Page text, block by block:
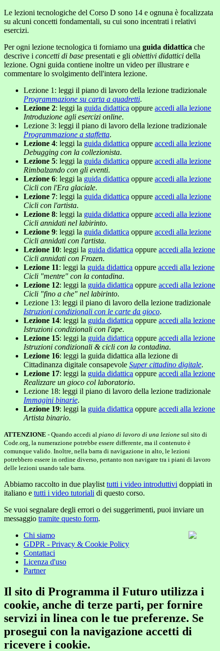
Le lezioni tecnologiche del Corso D sono 14 e ognuna è focalizzata
su alcuni concetti fondamentali, su cui sono incentrati i relativi
esercizi.
Per ogni lezione tecnologica ti forniamo una guida didattica che
descrive i concetti di base presentati e gli obiettivi didattici della
lezione. Ogni guida contiene inoltre un video per illustrare e
commentare lo svolgimento dell'intera lezione.
Lezione 1: leggi il piano di lavoro della lezione tradizionale
Programmazione su carta a quadretti.
Lezione 2: leggi la guida didattica oppure accedi alla lezione
Introduzione agli esercizi online.
Lezione 3: leggi il piano di lavoro della lezione tradizionale
Programmazione a staffetta.
Lezione 4: leggi la guida didattica oppure accedi alla lezione
Debugging con la collezionista.
Lezione 5: leggi la guida didattica oppure accedi alla lezione
Rimbalzando con gli eventi.
Lezione 6: leggi la guida didattica oppure accedi alla lezione
Cicli con l'Era glaciale.
Lezione 7: leggi la guida didattica oppure accedi alla lezione
Cicli con l'artista.
Lezione 8: leggi la guida didattica oppure accedi alla lezione
Cicli annidati nel labirinto.
Lezione 9: leggi la guida didattica oppure accedi alla lezione
Cicli annidati con l'artista.
Lezione 10: leggi la guida didattica oppure accedi alla lezione
Cicli annidati con Frozen.
Lezione 11: leggi la guida didattica oppure accedi alla lezione
Cicli "mentre" con la contadina.
Lezione 12: leggi la guida didattica oppure accedi alla lezione
Cicli "fino a che" nel labirinto.
Lezione 13: leggi il piano di lavoro della lezione tradizionale
Istruzioni condizionali con le carte da gioco.
Lezione 14: leggi la guida didattica oppure accedi alla lezione
Istruzioni condizionali con l'ape.
Lezione 15: leggi la guida didattica oppure accedi alla lezione
Istruzioni condizionali & cicli con la contadina.
Lezione 16: leggi la guida didattica alla lezione di
Cittadinanza digitale consapevole Super cittadino digitale.
Lezione 17: leggi la guida didattica oppure accedi alla lezione
Realizzare un gioco col laboratorio.
Lezione 18: leggi il piano di lavoro della lezione tradizionale
Immagini binarie.
Lezione 19: leggi la guida didattica oppure accedi alla lezione
Artista binario.
ATTENZIONE - Quando accedi al piano di lavoro di una lezione sul sito di
Code.org, la numerazione potrebbe essere differente, ma il contenuto è
comunque valido. Inoltre, nella barra di navigazione in alto, le lezioni
potrebbero essere in ordine diverso, pertanto non navigare tra i piani di lavoro
delle lezioni usando tale barra.
Abbiamo raccolto in due playlist tutti i video introduttivi doppiati in
italiano e tutti i video tutoriali di questo corso.
Se vuoi segnalare degli errori o dei suggerimenti, puoi inviare un
messaggio tramite questo form.
Chi siamo
GDPR - Privacy & Cookie Policy
Contattaci
Licenza d'uso
Partner
Il sito di Programma il Futuro utilizza i
cookie, anche di terze parti, per fornire
servizi in linea con le tue preferenze. Se
prosegui con la navigazione accetti di
ricevere i cookie.